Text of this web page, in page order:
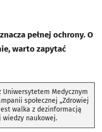
pełnej ochrony. O
warto zapytać
Uniwersytetem Medycznym
społecznej „Zdrowiej
walka z dezinformacją
naukowej.